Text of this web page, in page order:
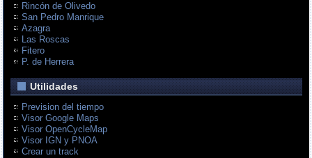
Rincón de Olivedo
San Pedro Manrique
Azagra
Las Roscas
Fitero
P. de Herrera
Utilidades
Prevision del tiempo
Visor Google Maps
Visor OpenCycleMap
Visor IGN y PNOA
Crear un track